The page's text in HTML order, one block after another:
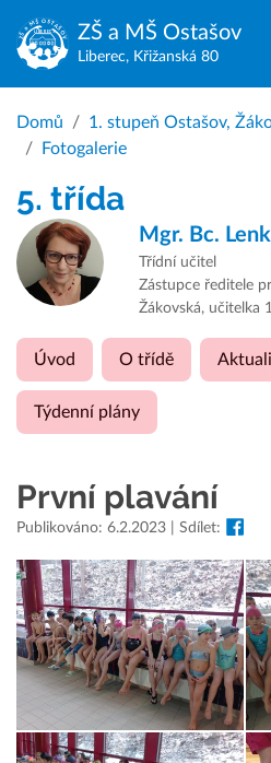
ZŠ a MŠ Ostašov
Liberec, Křižanská 80
Domů 1. stupeň Ostašov,
Fotogalerie
5. třída
Mgr. Bc.
Třídní učitel
Zástupce ředitele
Žákovská, učitelka
Úvod O třídě
Týdenní plány
První plavání
Publikováno: 6.2.2023 | Sdílet: